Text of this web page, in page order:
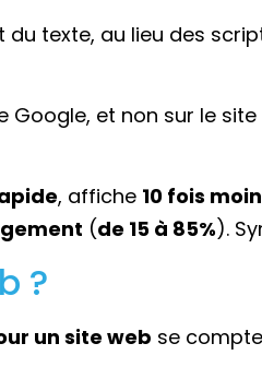
du texte, au lieu des
Google, et non sur le
, affiche 10 fois
(de 15 à 85%).
?
un site web se